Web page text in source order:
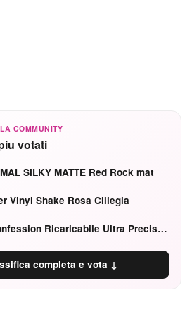
COMMUNITY
votati
SILKY MATTE Red Rock mat
Vinyl Shake Rosa Ciliegia
Hourglass Confession Ricaricabile Ultra Preciso Ad Alta Intensità Secretly Classic Red
completa e vota ↓